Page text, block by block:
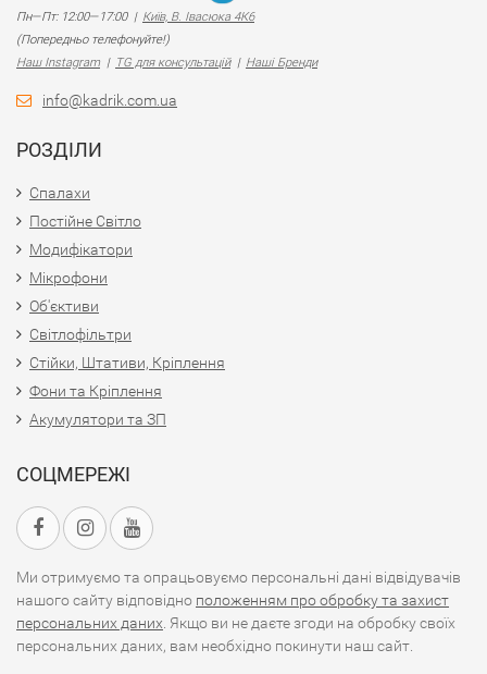
Пн—Пт: 12:00—17:00 | Київ, В. Івасюка 4К6
(Попередньо телефонуйте!)
Наш Instagram | TG для консультацій| Наші Бренди
info@kadrik.com.ua
РОЗДІЛИ
Спалахи
Постійне Світло
Модифікатори
Мікрофони
Об'єктиви
Світлофільтри
Стійки, Штативи, Кріплення
Фони та Кріплення
Акумулятори та ЗП
СОЦМЕРЕЖІ
Ми отримуємо та опрацьовуємо персональні дані відвідувачів
нашого сайту відповідно положенням про обробку та захист
персональних даних . Якщо ви не даєте згоди на обробку своїх
персональних даних, вам необхідно покинути наш сайт.